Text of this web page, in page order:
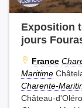
Exposition
jours
France
Maritime
Charente-
Château-